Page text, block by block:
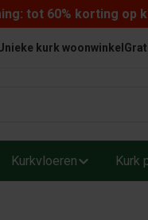
tot 60% korting op
kurk woonwinkel
Kurkvloeren Kurk